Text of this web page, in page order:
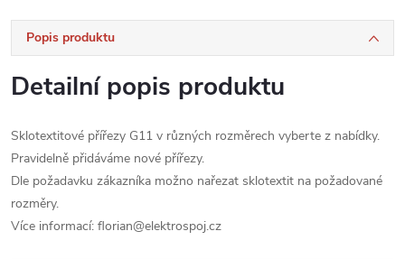
Popis produktu
Detailní popis produktu
Sklotextitové přířezy G11 v různých rozměrech vyberte z nabídky.
Pravidelně přidáváme nové přířezy.
Dle požadavku zákazníka možno nařezat sklotextit na požadované
rozměry.
Více informací: florian@elektrospoj.cz